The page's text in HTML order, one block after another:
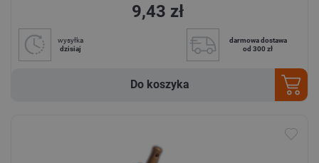
9,43 zł
wysyłka
dzisiaj
darmowa dostawa
od 300 zł
Do koszyka